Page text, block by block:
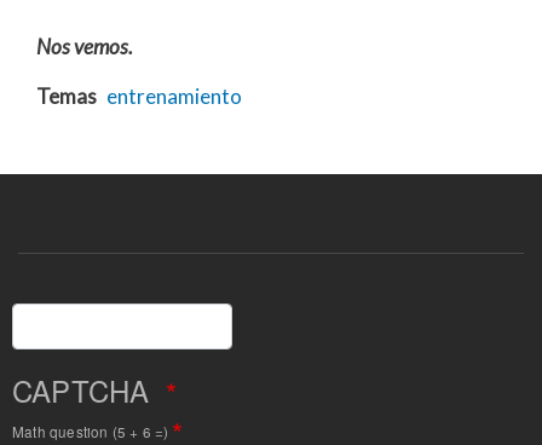
Nos vemos.
Temas entrenamiento
Buscar
CAPTCHA
Math question (5 + 6 =)